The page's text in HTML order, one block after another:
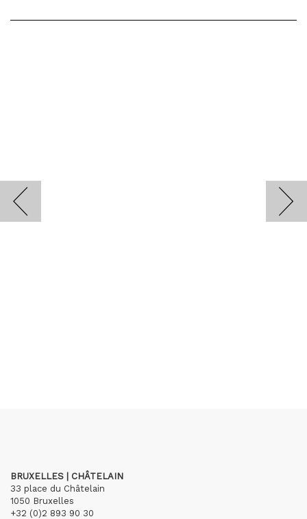
BRUXELLES | CHÂTELAIN
33 place du Châtelain
1050 Bruxelles
+32 (0)2 893 90 30